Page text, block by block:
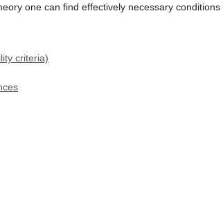
one can find effectively necessary
criteria)